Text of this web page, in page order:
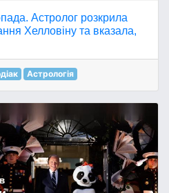
Астролог розкрила
Хелловіну та вказала,
Астрологія